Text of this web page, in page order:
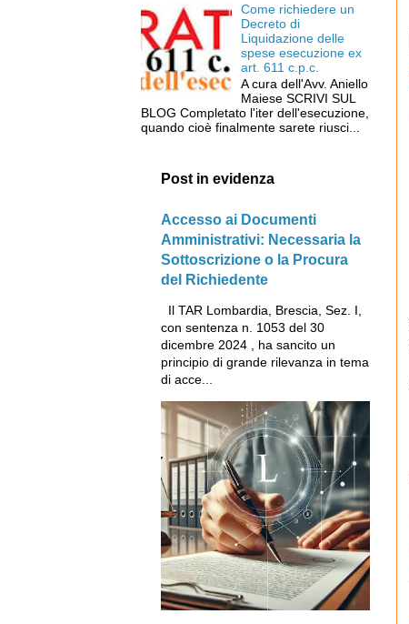
Come richiedere un
Decreto di
Liquidazione delle
spese esecuzione ex
art. 611 c.p.c.
A cura dell'Avv. Aniello
Maiese SCRIVI SUL
BLOG Completato l'iter dell'esecuzione,
quando cioè finalmente sarete riusci...
Post in evidenza
Accesso ai Documenti
Amministrativi: Necessaria la
Sottoscrizione o la Procura
del Richiedente
Il TAR Lombardia, Brescia, Sez. I,
con sentenza n. 1053 del 30
dicembre 2024 , ha sancito un
principio di grande rilevanza in tema
di acce...